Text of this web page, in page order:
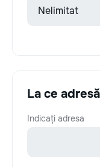
La ce
Indicați adresa